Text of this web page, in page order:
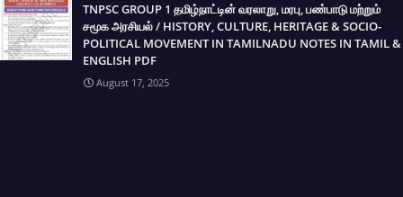
TNPSC GROUP 1 தமிழ்நாட்டின் வரலாறு, மரபு, பண்பாடு மற்றும்
சமூக அரசியல் / HISTORY, CULTURE, HERITAGE & SOCIO-
POLITICAL MOVEMENT IN TAMILNADU NOTES IN TAMIL &
ENGLISH PDF
August 17, 2025